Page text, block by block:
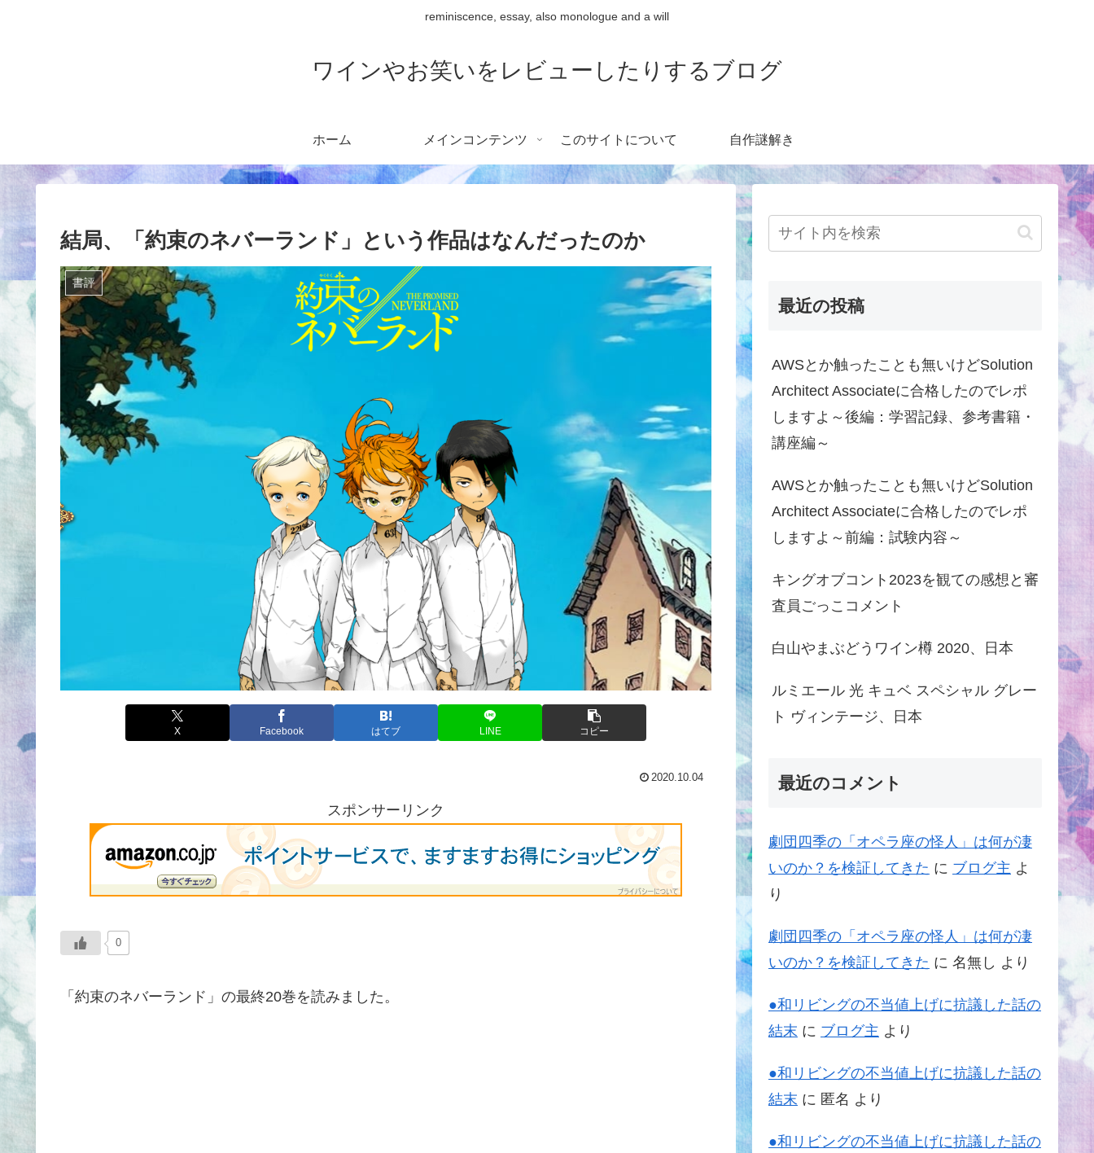
reminiscence, essay, also monologue and a will
ワインやお笑いをレビューしたりするブログ
ホーム メインコンテンツ このサイトについて 自作謎解き
結局、「約束のネバーランド」という作品はなんだったのか
書評
X Facebook はてブ LINE コピー
2020.10.04
スポンサーリンク
0
「約束のネバーランド」の最終20巻を読みました。
最近の投稿
AWSとか触ったことも無いけどSolution
Architect Associateに合格したのでレポ
しますよ～後編：学習記録、参考書籍・
講座編～
AWSとか触ったことも無いけどSolution
Architect Associateに合格したのでレポ
しますよ～前編：試験内容～
キングオブコント2023を観ての感想と審
査員ごっこコメント
白山やまぶどうワイン樽 2020、日本
ルミエール 光 キュベ スペシャル グレー
ト ヴィンテージ、日本
最近のコメント
劇団四季の「オペラ座の怪人」は何が凄
いのか？を検証してきた に ブログ主 よ
り
劇団四季の「オペラ座の怪人」は何が凄
いのか？を検証してきた に 名無し より
●和リビングの不当値上げに抗議した話の
結末 に ブログ主 より
●和リビングの不当値上げに抗議した話の
結末 に 匿名 より
●和リビングの不当値上げに抗議した話の